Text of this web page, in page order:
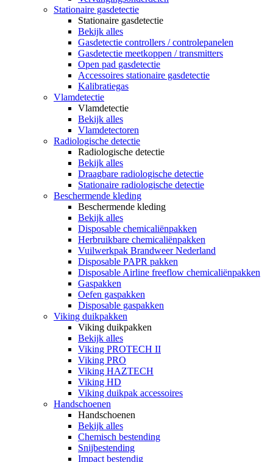
Stationaire gasdetectie
Stationaire gasdetectie
Bekijk alles
Gasdetectie controllers / controlepanelen
Gasdetectie meetkoppen / transmitters
Open pad gasdetectie
Accessoires stationaire gasdetectie
Kalibratiegas
Vlamdetectie
Vlamdetectie
Bekijk alles
Vlamdetectoren
Radiologische detectie
Radiologische detectie
Bekijk alles
Draagbare radiologische detectie
Stationaire radiologische detectie
Beschermende kleding
Beschermende kleding
Bekijk alles
Disposable chemicaliënpakken
Herbruikbare chemicaliënpakken
Vuilwerkpak Brandweer Nederland
Disposable PAPR pakken
Disposable Airline freeflow chemicaliënpakken
Gaspakken
Oefen gaspakken
Disposable gaspakken
Viking duikpakken
Viking duikpakken
Bekijk alles
Viking PROTECH II
Viking PRO
Viking HAZTECH
Viking HD
Viking duikpak accessoires
Handschoenen
Handschoenen
Bekijk alles
Chemisch bestending
Snijbestending
Impact bestendig